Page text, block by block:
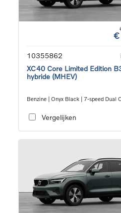
€
10355862
XC40 Core Limited Edition
hybride (MHEV)
Benzine | Onyx Black | 7-speed Dual
Vergelijken